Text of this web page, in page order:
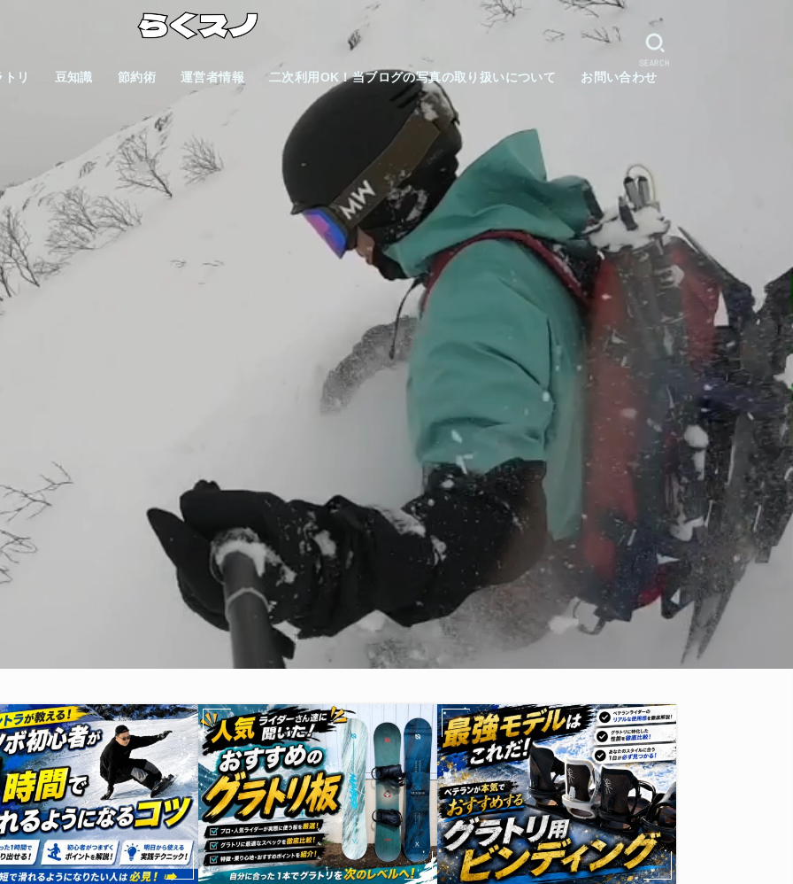
トリ 豆知識 節約術 運営者情報 二次利用OK！当ブログの写真の取り扱いについて お問い合わせ
SEARCH